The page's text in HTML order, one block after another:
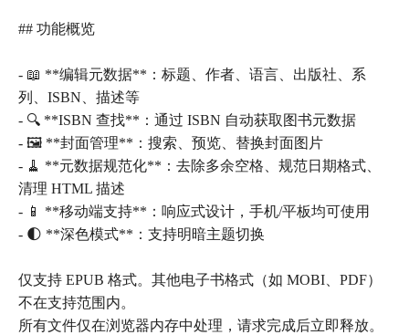
## 功能概览
- 📖 **编辑元数据**：标题、作者、语言、出版社、系
列、ISBN、描述等
- 🔍 **ISBN 查找**：通过 ISBN 自动获取图书元数据
- 🖼️ **封面管理**：搜索、预览、替换封面图片
- 🧹 **元数据规范化**：去除多余空格、规范日期格式、
清理 HTML 描述
- 📱 **移动端支持**：响应式设计，手机/平板均可使用
- 🌓 **深色模式**：支持明暗主题切换
仅支持 EPUB 格式。其他电子书格式（如 MOBI、PDF）
不在支持范围内。
所有文件仅在浏览器内存中处理，请求完成后立即释放。